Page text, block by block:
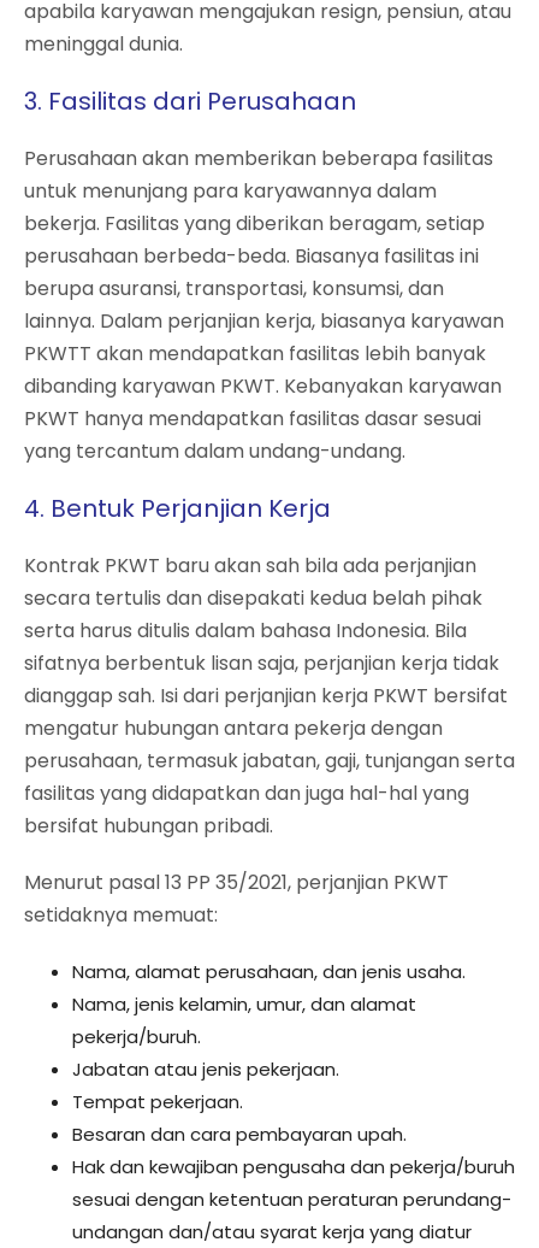
apabila karyawan mengajukan resign, pensiun, atau
meninggal dunia.
3. Fasilitas dari Perusahaan
Perusahaan akan memberikan beberapa fasilitas
untuk menunjang para karyawannya dalam
bekerja. Fasilitas yang diberikan beragam, setiap
perusahaan berbeda-beda. Biasanya fasilitas ini
berupa asuransi, transportasi, konsumsi, dan
lainnya. Dalam perjanjian kerja, biasanya karyawan
PKWTT akan mendapatkan fasilitas lebih banyak
dibanding karyawan PKWT. Kebanyakan karyawan
PKWT hanya mendapatkan fasilitas dasar sesuai
yang tercantum dalam undang-undang.
4. Bentuk Perjanjian Kerja
Kontrak PKWT baru akan sah bila ada perjanjian
secara tertulis dan disepakati kedua belah pihak
serta harus ditulis dalam bahasa Indonesia. Bila
sifatnya berbentuk lisan saja, perjanjian kerja tidak
dianggap sah. Isi dari perjanjian kerja PKWT bersifat
mengatur hubungan antara pekerja dengan
perusahaan, termasuk jabatan, gaji, tunjangan serta
fasilitas yang didapatkan dan juga hal-hal yang
bersifat hubungan pribadi.
Menurut pasal 13 PP 35/2021, perjanjian PKWT
setidaknya memuat:
Nama, alamat perusahaan, dan jenis usaha.
Nama, jenis kelamin, umur, dan alamat
pekerja/buruh.
Jabatan atau jenis pekerjaan.
Tempat pekerjaan.
Besaran dan cara pembayaran upah.
Hak dan kewajiban pengusaha dan pekerja/buruh
sesuai dengan ketentuan peraturan perundang-
undangan dan/atau syarat kerja yang diatur